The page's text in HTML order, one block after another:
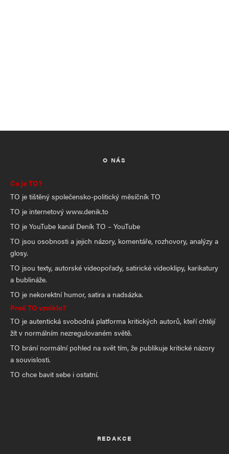
O NÁS
Co je TO?
TO je tištěný společensko-politický měsíčník TO
TO je internetový www.denik.to
TO je YouTube kanál Deník TO – YouTube
TO jsou osobnosti a jejich názory, komentáře, rozhovory, analýzy a
glosy.
TO jsou texty, autorské videopořady, satirické videoklipy, karikatury
a bublináže.
TO je nekorektní humor, satira a nadsázka.
Proč TO vzniklo?
TO je autentická svobodná platforma kritických autorů, kteří chtějí
žít v normálním nezregulovaném světě.
TO brání normální pohled na svět tím, že publikuje kritické názory
a souvislosti.
TO chce bavit sebe i ostatní.
REDAKCE